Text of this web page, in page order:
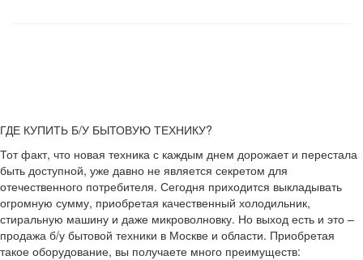
ГДЕ КУПИТЬ Б/У БЫТОВУЮ ТЕХНИКУ?
Тот факт, что новая техника с каждым днем дорожает и перестала
быть доступной, уже давно не является секретом для
отечественного потребителя. Сегодня приходится выкладывать
огромную сумму, приобретая качественный холодильник,
стиральную машину и даже микроволновку. Но выход есть и это –
продажа б/у бытовой техники в Москве и области. Приобретая
такое оборудование, вы получаете много преимуществ: